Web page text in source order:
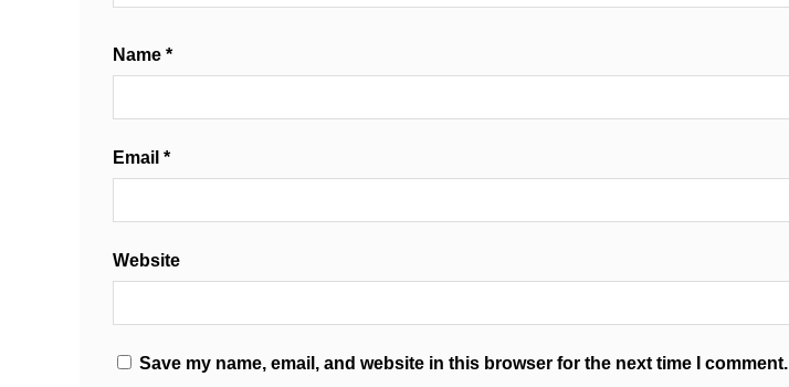
Name *
Email *
Website
Save my name, email, and website in this browser for the next time I comment.